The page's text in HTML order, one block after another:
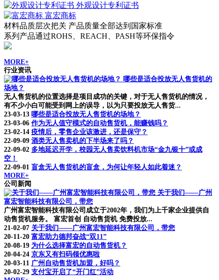
外观设计专利证书
富宏商标
材料品质层次把关 产品质量全部达到国家标准
系列产品通过ROHS、REACH、PASH等环保指令
MORE+
行业资讯
哪些是适合投放无人售货机的
场地？
无人售货机的位置选择是项目成功的关键，对于无人售货机的情况，
有不少小白可能受到网上的误导，以为只要投放无人售货...
23-03-13 哪些是适合投放无人售货机的场地？
23-03-06 作为无人值守模式的自动售货机，能赚钱吗？
23-02-14 疫情后，零售企业该激进，还是保守？
22-09-09 酒类无人售卖机的下半场来了吗？
22-09-02 多地延迟开学，校园无人售卖饮料机市场“金九银十”或成
空！
22-09-01 盲盒无人售货机的盲盒，为何让年轻人如此着迷？
MORE+
公司新闻
关于我们——广州
富宏智能科技有限公司，带您
广州富宏智能科技有限公司成立于2002年，我们为上千家企业提供自
动售货机服务。 富宏首创 自动售货机 免费投放...
21-02-07 关于我们——广州富宏智能科技有限公司，带您
20-11-20 富宏助力德邦奋战“双11”
20-08-19 为什么选择富宏的自动售货机？
20-04-24 京东又有扫码领优惠啦
20-03-11 广州自动售货机加盟，好吗？
20-02-29 支付宝开启了“开门红”活动